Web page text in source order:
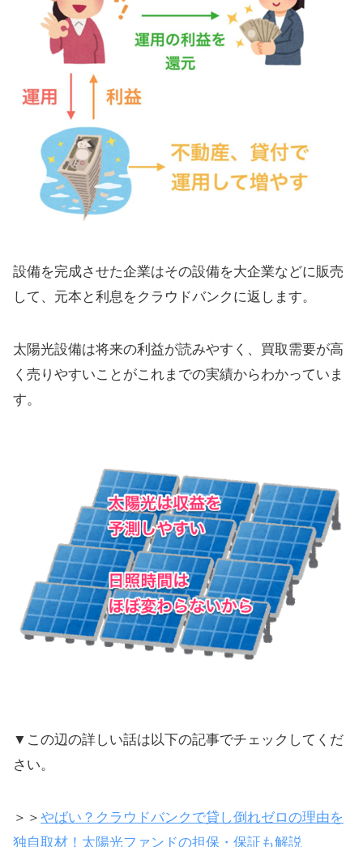
設備を完成させた企業はその設備を大企業などに販売
して、元本と利息をクラウドバンクに返します。
太陽光設備は将来の利益が読みやすく、買取需要が高
く売りやすいことがこれまでの実績からわかっていま
す。
▼この辺の詳しい話は以下の記事でチェックしてくだ
さい。
＞＞ やばい？クラウドバンクで貸し倒れゼロの理由を
独自取材！太陽光ファンドの担保・保証も解説